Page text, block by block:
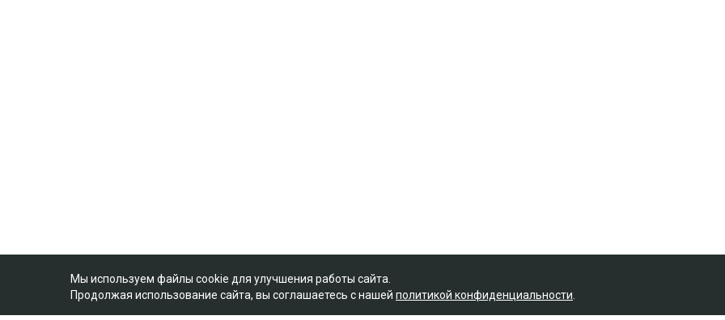
Мы используем файлы cookie для улучшения работы сайта.
Продолжая использование сайта, вы соглашаетесь с нашей политикой конфиденциальности